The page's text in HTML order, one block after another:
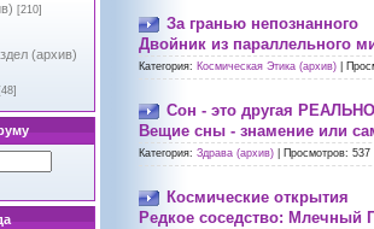
[210]
(архив)
[48]
За гранью непознанного
Двойник из параллельного
Категория: Космическая Этика (архив)
Сон - это другая
Вещие сны - знамение или
Категория: Здрава (архив) Просмотров: 537
Космические открытия
Редкое соседство: Млечный